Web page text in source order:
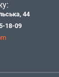
44
18-09